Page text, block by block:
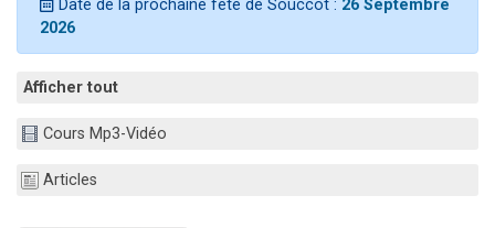
2 personnes viennent de nous rejoindre sur WhatsApp
Date de la prochaine fête de Souccot : 26 Septembre
2026
Afficher tout
Cours Mp3-Vidéo
Articles